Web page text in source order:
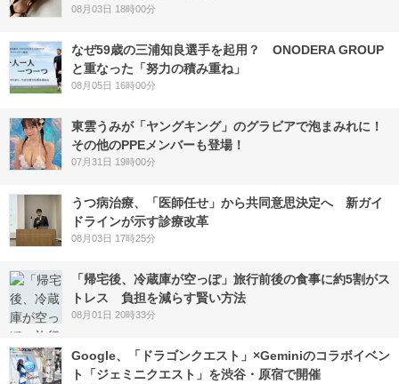
08月03日 18時00分
なぜ59歳の三浦知良選手を起用？ ONODERA GROUP
と重なった「努力の積み重ね」
08月05日 16時00分
東雲うみが「ヤングキング」のグラビアで泡まみれに！
その他のPPEメンバーも登場！
07月31日 19時00分
うつ病治療、「医師任せ」から共同意思決定へ 新ガイ
ドラインが示す診療改革
08月03日 17時25分
「帰宅後、冷蔵庫が空っぽ」旅行前後の食事に約5割がス
トレス 負担を減らす賢い方法
08月01日 20時33分
Google、「ドラゴンクエスト」×Geminiのコラボイベン
ト「ジェミニクエスト」を渋谷・原宿で開催